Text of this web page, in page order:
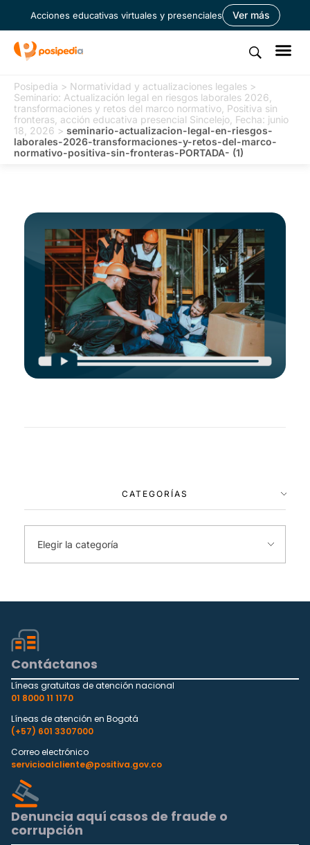
Acciones educativas virtuales y presenciales Ver más
Posipedia > Normatividad y actualizaciones legales >
Seminario: Actualización legal en riesgos laborales 2026,
transformaciones y retos del marco normativo, Positiva sin
fronteras, acción educativa presencial Sincelejo, Fecha: junio
18, 2026 > seminario-actualizacion-legal-en-riesgos-
laborales-2026-transformaciones-y-retos-del-marco-
normativo-positiva-sin-fronteras-PORTADA- (1)
CATEGORÍAS
Contáctanos
Líneas gratuitas de atención nacional
01 8000 11 1170
Líneas de atención en Bogotá
(+57) 601 3307000
Correo electrónico
servicioalcliente@positiva.gov.co
Denuncia aquí casos de fraude o
corrupción